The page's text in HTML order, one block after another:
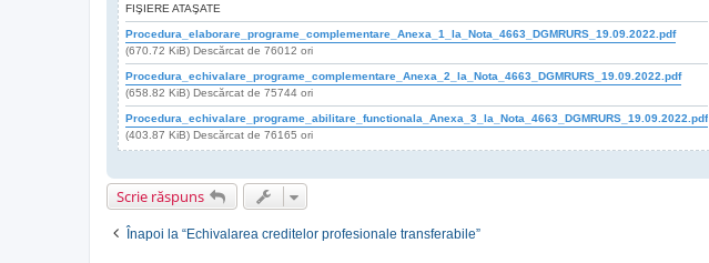
FIŞIERE ATAŞATE
Procedura_elaborare_programe_complementare_Anexa_1_la_Nota_4663_DGMRURS_19.09.2022.pdf
(670.72 KiB) Descărcat de 76012 ori
Procedura_echivalare_programe_complementare_Anexa_2_la_Nota_4663_DGMRURS_19.09.2022.pdf
(658.82 KiB) Descărcat de 75744 ori
Procedura_echivalare_programe_abilitare_functionala_Anexa_3_la_Nota_4663_DGMRURS_19.09.2022.pdf
(403.87 KiB) Descărcat de 76165 ori
Scrie răspuns
Înapoi la “Echivalarea creditelor profesionale transferabile”